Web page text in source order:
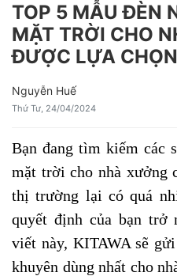
TOP 5 MẪU ĐÈN
MẶT TRỜI CHO
ĐƯỢC LỰA
Nguyễn Huế
Thứ Tư, 24/04/2024
Bạn đang tìm kiếm các
mặt trời cho nhà xưởng
thị trường lại có quá
quyết định của bạn trở
viết này, KITAWA sẽ
khuyên dùng nhất cho